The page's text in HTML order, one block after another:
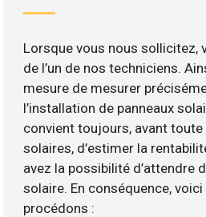
Lorsque vous nous sollicitez,
de l’un de nos techniciens.
mesure de mesurer
l’installation de panneaux
convient toujours, avant toute
solaires, d’estimer la
avez la possibilité d’attendre
solaire. En conséquence,
procédons :